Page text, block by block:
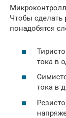
Чтобы сделать
понадобятся
тока в
тока в